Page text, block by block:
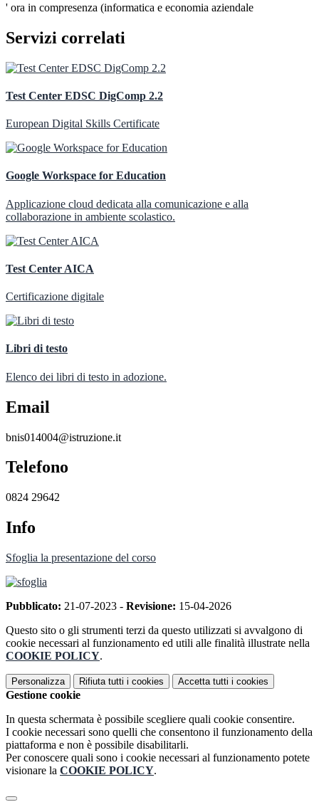
' ora in compresenza (informatica e economia aziendale
Servizi correlati
Test Center EDSC DigComp 2.2
European Digital Skills Certificate
Google Workspace for Education
Applicazione cloud dedicata alla comunicazione e alla
collaborazione in ambiente scolastico.
Test Center AICA
Certificazione digitale
Libri di testo
Elenco dei libri di testo in adozione.
Email
bnis014004@istruzione.it
Telefono
0824 29642
Info
Sfoglia la presentazione del corso
Pubblicato: 21-07-2023 - Revisione: 15-04-2026
Questo sito o gli strumenti terzi da questo utilizzati si avvalgono di
cookie necessari al funzionamento ed utili alle finalità illustrate nella
COOKIE POLICY.
Personalizza Rifiuta tutti i cookies Accetta tutti i cookies
Gestione cookie
In questa schermata è possibile scegliere quali cookie consentire.
I cookie necessari sono quelli che consentono il funzionamento della
piattaforma e non è possibile disabilitarli.
Per conoscere quali sono i cookie necessari al funzionamento potete
visionare la COOKIE POLICY.